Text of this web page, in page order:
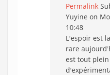
Permalink
Yuyine on
10:48
L'espoir est
rare
est tout